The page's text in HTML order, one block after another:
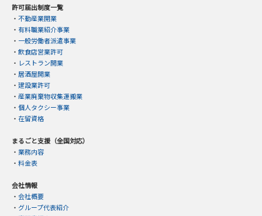
許可届出制度一覧
・ 不動産業開業
・ 有料職業紹介事業
・ 一般労働者派遣事業
・ 飲食店営業許可
・ レストラン開業
・ 居酒屋開業
・ 建設業許可
・ 産業廃棄物収集運搬業
・ 個人タクシー事業
・ 在留資格
まるごと支援（全国対応）
・ 業務内容
・ 料金表
会社情報
・ 会社概要
・ グループ代表紹介